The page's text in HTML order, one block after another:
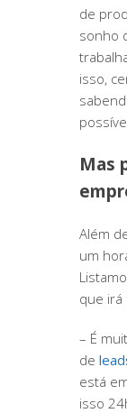
de
sonho
isso,
Mas
Além
um
que irá
– É
de
está
isso